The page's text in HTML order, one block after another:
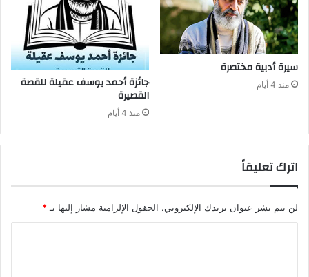
سيرة‭ ‬أدبية‭ ‬مختصرة
منذ 4 أيام
‬القصيرة
منذ 4 أيام
اترك تعليقاً
لن يتم نشر عنوان بريدك الإلكتروني. الحقول الإلزامية مشار إليها بـ *